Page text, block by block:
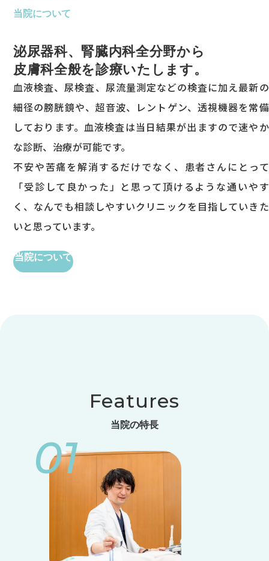
当院について
泌尿器科、腎臓内科全分野から
皮膚科全般を診療いたします。
血液検査、尿検査、尿流量測定などの検査に加え最新の
細径の膀胱鏡や、超音波、レントゲン、透視機器を常備
しております。血液検査は当日結果が出ますので速やか
な診断、治療が可能です。
不安や苦痛を解消するだけでなく、患者さんにとって
「受診して良かった」と思って頂けるような通いやす
く、なんでも相談しやすいクリニックを目指していきた
いと思っています。
当院について
Features
当院の特長
01